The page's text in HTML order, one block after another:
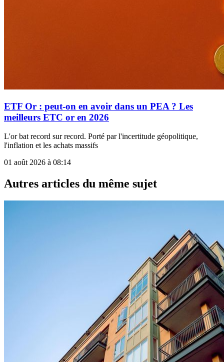
ETF Or : peut-on en avoir dans un PEA ? Les
meilleurs ETC or en 2026
L'or bat record sur record. Porté par l'incertitude géopolitique,
l'inflation et les achats massifs
01 août 2026 à 08:14
Autres articles du même sujet